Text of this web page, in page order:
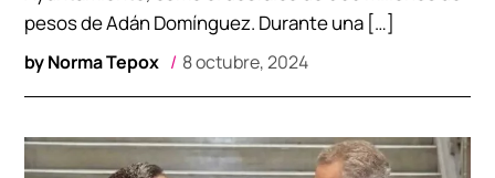
byNorma Tepox 8 octubre, 2024
pesos de Adán Domínguez. Durante una […]